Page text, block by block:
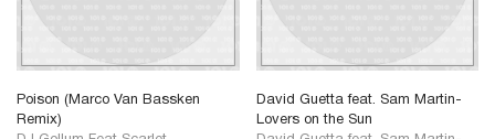
Poison (Marco Van Bassken
Remix)
David Guetta feat. Sam Martin-
Lovers on the Sun